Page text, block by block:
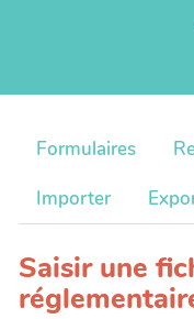
Formulaires
Importer
Saisir une